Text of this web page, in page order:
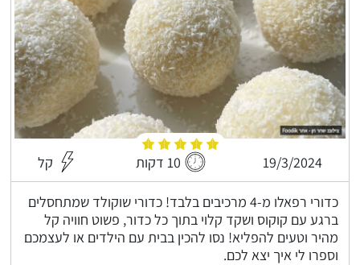
19/3/2024 10 דקות קל
כדורי רפאלו מ-4 מרכיבים בלבד! כדורי שוקולד שמתחסלים
ברגע עם קוקוס ושקד קלוי בתוך כל כדור, פשוט חוויה קל
מהיר וטעים להפליא! נסו להכין בבית עם הילדים או לעצמכם
וספרו לי איך יצא לכם.